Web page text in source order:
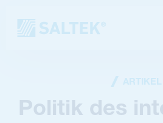
ARTIKEL
Politik des